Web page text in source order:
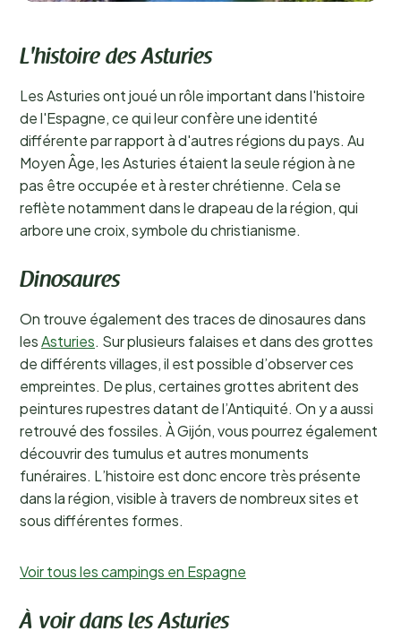
L'histoire des Asturies
Les Asturies ont joué un rôle important dans l'histoire
de l'Espagne, ce qui leur confère une identité
différente par rapport à d'autres régions du pays. Au
Moyen Âge, les Asturies étaient la seule région à ne
pas être occupée et à rester chrétienne. Cela se
reflète notamment dans le drapeau de la région, qui
arbore une croix, symbole du christianisme.
Dinosaures
On trouve également des traces de dinosaures dans
lesAsturies. Sur plusieurs falaises et dans des grottes
de différents villages, il est possible d’observer ces
empreintes. De plus, certaines grottes abritent des
peintures rupestres datant de l’Antiquité. On y a aussi
retrouvé des fossiles. À Gijón, vous pourrez également
découvrir des tumulus et autres monuments
funéraires. L’histoire est donc encore très présente
dans la région, visible à travers de nombreux sites et
sous différentes formes.
Voir tous les campings en Espagne
À voir dans les Asturies